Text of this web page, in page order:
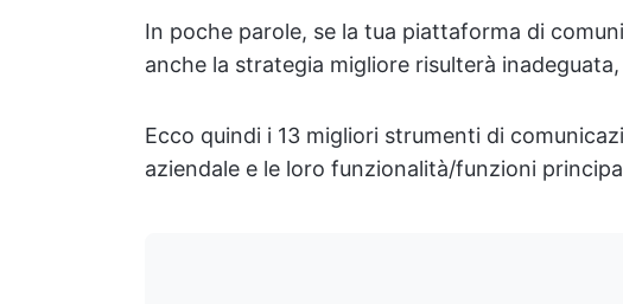
In poche parole, se la tua piattaforma di
anche la strategia migliore risulterà
Ecco quindi i 13 migliori strumenti di
aziendale e le loro funzionalità/funzioni